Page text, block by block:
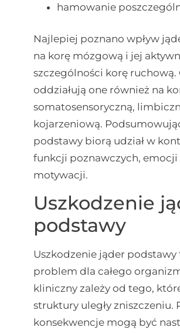
hamowanie
Najlepiej poznano wpływ
na korę mózgową i jej
szczególności korę ruchową.
oddziałują one również na
somatosensoryczną,
kojarzeniową.
podstawy biorą udział w
funkcji poznawczych, emocji
motywacji.
Uszkodzenie
podstawy
Uszkodzenie jąder
problem dla całego
kliniczny zależy od tego,
struktury uległy zniszczeniu.
konsekwencje mogą być